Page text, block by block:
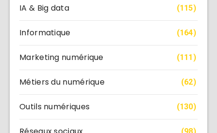
IA & Big data (115)
Informatique (164)
Marketing numérique (111)
Métiers du numérique (62)
Outils numériques (130)
(98)